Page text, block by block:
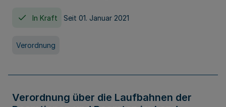
In Kraft Seit 01. Januar 2021
Verordnung
Verordnung über die Laufbahnen der